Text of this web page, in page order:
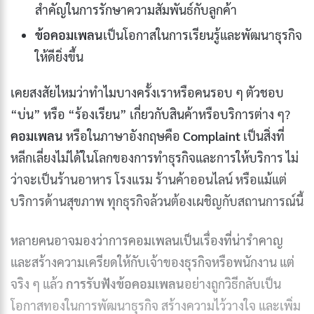
สำคัญในการรักษาความสัมพันธ์กับลูกค้า
ข้อคอมเพลนเป็นโอกาสในการเรียนรู้และพัฒนาธุรกิจ
ให้ดียิ่งขึ้น
เคยสงสัยไหมว่าทำไมบางครั้งเราหรือคนรอบ ๆ ตัวชอบ
“บ่น” หรือ “ร้องเรียน” เกี่ยวกับสินค้าหรือบริการต่าง ๆ?
คอมเพลน หรือในภาษาอังกฤษคือ Complaint เป็นสิ่งที่
หลีกเลี่ยงไม่ได้ในโลกของการทำธุรกิจและการให้บริการ ไม่
ว่าจะเป็นร้านอาหาร โรงแรม ร้านค้าออนไลน์ หรือแม้แต่
บริการด้านสุขภาพ ทุกธุรกิจล้วนต้องเผชิญกับสถานการณ์นี้
หลายคนอาจมองว่าการคอมเพลนเป็นเรื่องที่น่ารำคาญ
และสร้างความเครียดให้กับเจ้าของธุรกิจหรือพนักงาน แต่
จริง ๆ แล้ว การรับฟังข้อคอมเพลนอย่างถูกวิธีกลับเป็น
โอกาสทองในการพัฒนาธุรกิจ สร้างความไว้วางใจ และเพิ่ม